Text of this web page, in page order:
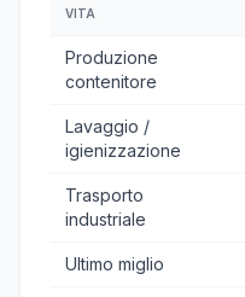
VITA
Produzione
contenitore
Lavaggio /
igienizzazione
Trasporto
industriale
Ultimo miglio